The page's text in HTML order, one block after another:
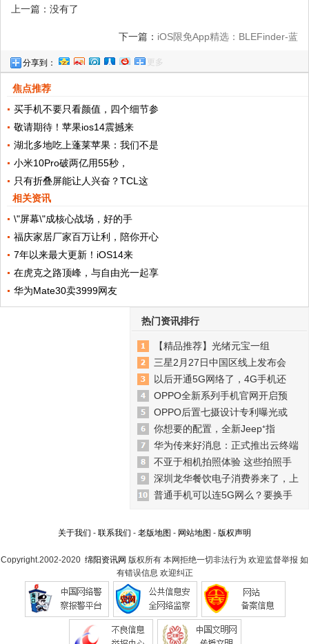
上一篇：没有了
下一篇： iOS限免App精选：BLEFinder-蓝
分享到： 更多
焦点推荐
买手机不要只看颜值，四个细节参
敬请期待！苹果ios14震撼来
湖北多地吃上蓬莱苹果：我们不是
小米10Pro破两亿用55秒，
只有折叠屏能让人兴奋？TCL这
相关资讯
\"屏幕\"成核心战场，好的手
福庆家居厂家百万让利，陪你开心
7年以来最大更新！iOS14来
在虎克之路顶峰，与自由光一起享
华为Mate30卖3999网友
热门资讯排行
【精品推荐】光绪元宝一组
三星2月27日中国区线上发布会
以后开通5G网络了，4G手机还
OPPO全新系列手机官网开启预
OPPO后置七摄设计专利曝光或
你想要的配置，全新Jeep⁺指
华为传来好消息：正式推出云终端
不亚于相机拍照体验 这些拍照手
深圳龙华餐饮电子消费券来了，上
普通手机可以连5G网么？要换手
关于我们 - 联系我们 - 老版地图 - 网站地图 - 版权声明
Copyright.2002-2020 绵阳资讯网 版权所有 本网拒绝一切非法行为 欢迎监督举报 如
有错误信息 欢迎纠正